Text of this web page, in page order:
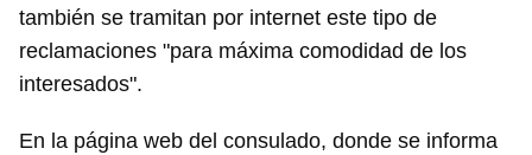
también se tramitan por internet este tipo de
reclamaciones "para máxima comodidad de los
interesados".
En la página web del consulado, donde se informa